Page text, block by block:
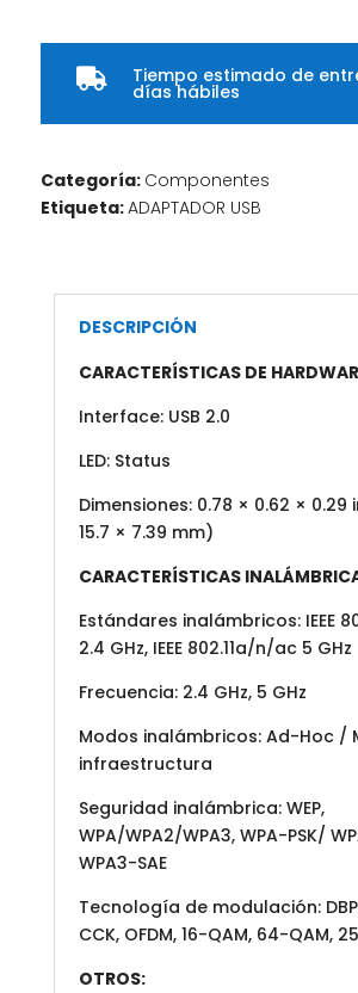
 Tiempo estimado de
días hábiles
Categoría: Componentes
Etiqueta:ADAPTADOR USB
DESCRIPCIÓN
CARACTERÍSTICAS DE
Interface: USB 2.0
LED: Status
Dimensiones: 0.78 × 0.62 × 0.29
15.7 × 7.39 mm)
CARACTERÍSTICAS
Estándares inalámbricos: IEEE
2.4 GHz, IEEE 802.11a/n/ac 5 GHz
Frecuencia: 2.4 GHz, 5 GHz
Modos inalámbricos: Ad-Hoc /
infraestructura
Seguridad inalámbrica: WEP,
WPA/WPA2/WPA3, WPA-PSK/
WPA3-SAE
Tecnología de modulación:
CCK, OFDM, 16-QAM, 64-QAM,
OTROS: